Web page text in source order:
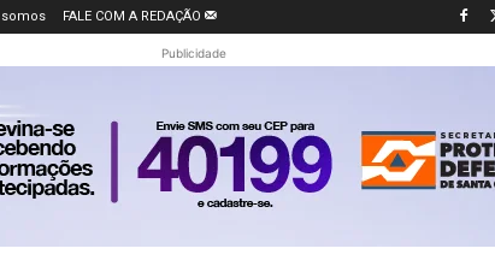
FALE COM A REDAÇÃO
Publicidade